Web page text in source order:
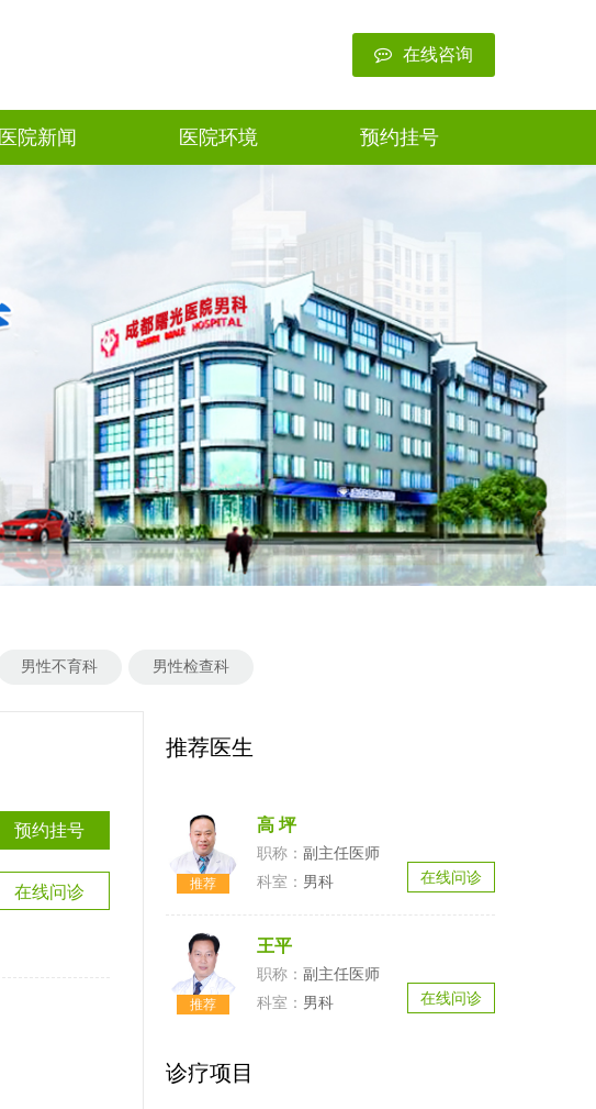
在线咨询
医院新闻 医院环境 预约挂号
男性不育科 男性检查科
预约挂号
在线问诊
推荐医生
高 坪
副主任医师
男科
在线问诊
王平
副主任医师
男科
在线问诊
诊疗项目